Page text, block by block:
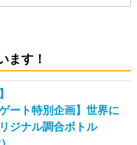
ます！
ート特別企画】世界に
ジナル調合ボトル